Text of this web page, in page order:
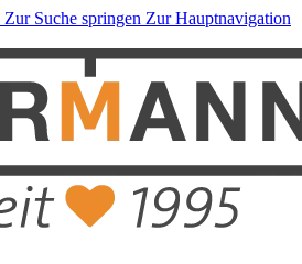
Zur Suche springen Zur Hauptnavigation